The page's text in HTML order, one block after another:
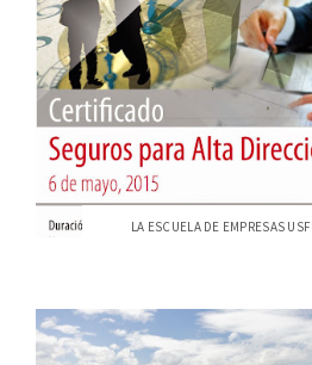
LA ESCUELA DE EMPRESAS